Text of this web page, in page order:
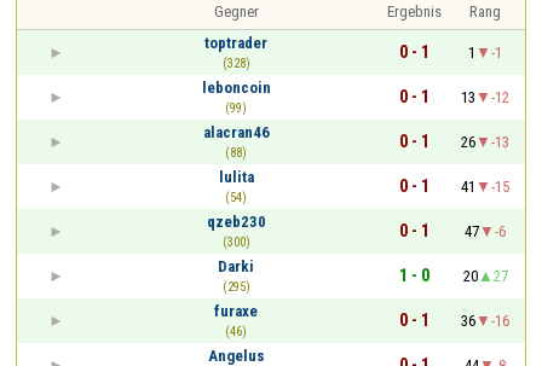
Gegner Ergebnis
Rang
toptrader
(328)
0 - 1 1
-1
leboncoin
(99)
0 - 1 13
-12
alacran46
(88)
0 - 1 26
-13
lulita
(54)
0 - 1 41
-15
qzeb230
(300)
0 - 1 47
-6
Darki
(295)
1 - 0 20
27
furaxe
(46)
0 - 1 36
-16
Angelus